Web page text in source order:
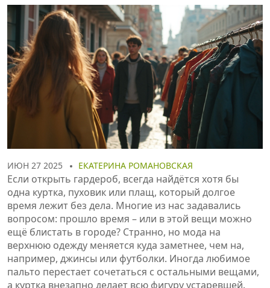
ИЮН 27 2025 ЕКАТЕРИНА РОМАНОВСКАЯ
Если открыть гардероб, всегда найдётся хотя бы
одна куртка, пуховик или плащ, который долгое
время лежит без дела. Многие из нас задавались
вопросом: прошло время – или в этой вещи можно
ещё блистать в городе? Странно, но мода на
верхнюю одежду меняется куда заметнее, чем на,
например, джинсы или футболки. Иногда любимое
пальто перестает сочетаться с остальными вещами,
а куртка внезапно делает всю фигуру устаревшей.